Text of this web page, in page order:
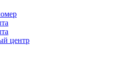
центр